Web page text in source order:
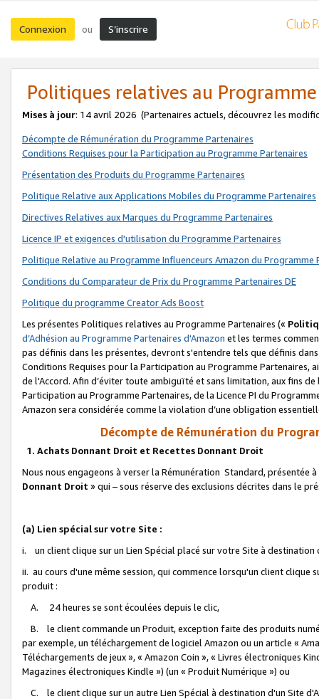
Connexion ou S’inscrire
Politiques relatives au
Mises à jour: 14 avril 2026 (Partenaires actuels, découvrez les
Décompte de Rémunération du Programme Partenaires
Conditions Requises pour la Participation au Programme Partenaires
Présentation des Produits du Programme Partenaires
Politique Relative aux Applications Mobiles du Programme Partenaires
Directives Relatives aux Marques du Programme Partenaires
Licence IP et exigences d'utilisation du Programme Partenaires
Politique Relative au Programme Influenceurs Amazon du Programme
Conditions du Comparateur de Prix du Programme Partenaires DE
Politique du programme Creator Ads Boost
Les présentes Politiques relatives au Programme Partenaires («
d’Adhésion au Programme Partenaires d'Amazon et les termes
pas définis dans les présentes, devront s'entendre tels que définis
Conditions Requises pour la Participation au Programme Partenaires,
de l'Accord. Afin d’éviter toute ambiguïté et sans limitation, aux fins
Participation au Programme Partenaires, de la Licence PI du
Amazon sera considérée comme la violation d’une obligation
Décompte de Rémunération du
1. Achats Donnant Droit et Recettes Donnant Droit
Nous nous engageons à verser la Rémunération Standard, présentée
Donnant Droit » qui – sous réserve des exclusions décrites dans le
(a) Lien spécial sur votre Site :
i. un client clique sur un Lien Spécial placé sur votre Site à destination
ii. au cours d'une même session, qui commence lorsqu'un client
produit :
A. 24 heures se sont écoulées depuis le clic,
B. le client commande un Produit, exception faite des produits
par exemple, un téléchargement de logiciel Amazon ou un article «
Téléchargements de jeux », « Amazon Coin », « Livres électroniques
Magazines électroniques Kindle ») (un « Produit Numérique ») ou
C. le client clique sur un autre Lien Spécial à destination d'un Site